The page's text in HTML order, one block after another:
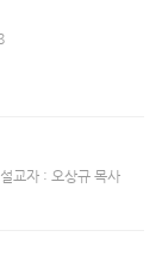
설교자 : 오상규 목사